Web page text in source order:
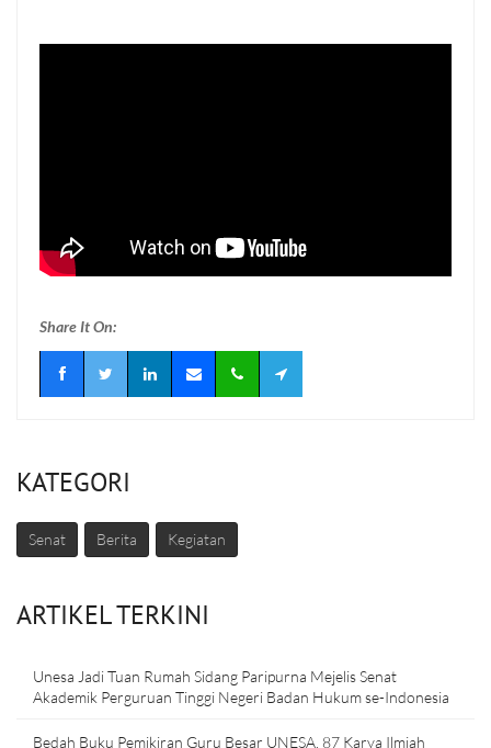
Share It On:
KATEGORI
Senat Berita Kegiatan
ARTIKEL TERKINI
Unesa Jadi Tuan Rumah Sidang Paripurna Mejelis Senat
Akademik Perguruan Tinggi Negeri Badan Hukum se-Indonesia
Bedah Buku Pemikiran Guru Besar UNESA, 87 Karya Ilmiah